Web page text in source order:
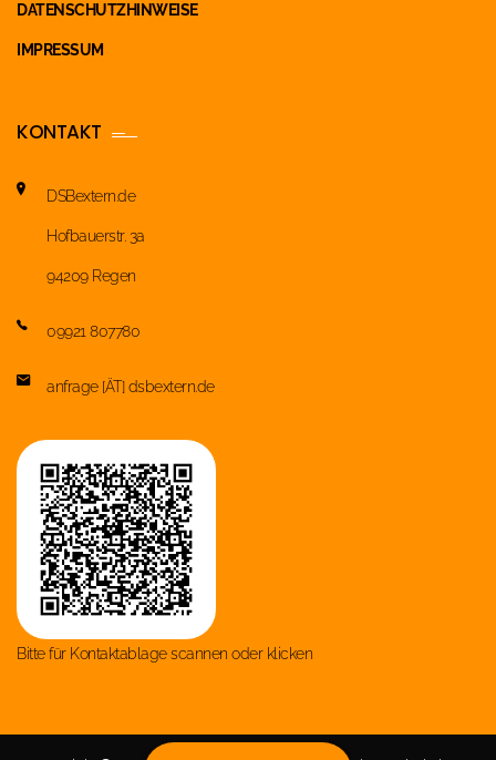
DATENSCHUTZHINWEISE
IMPRESSUM
KONTAKT
DSBextern.de
Hofbauerstr. 3a
94209 Regen
09921 807780
anfrage [ÄT] dsbextern.de
Bitte für Kontaktablage scannen oder klicken